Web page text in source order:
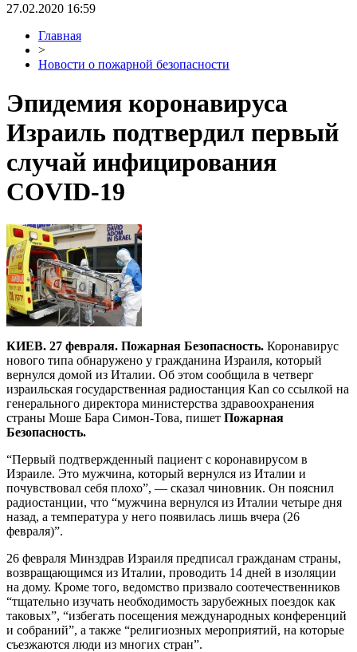
27.02.2020 16:59
Главная
>
Новости о пожарной безопасности
Эпидемия коронавируса
Израиль подтвердил первый
случай инфицирования
COVID-19
КИЕВ. 27 февраля. Пожарная Безопасность. Коронавирус
нового типа обнаружено у гражданина Израиля, который
вернулся домой из Италии. Об этом сообщила в четверг
израильская государственная радиостанция Kan со ссылкой на
генерального директора министерства здравоохранения
страны Моше Бара Симон-Това, пишет Пожарная
Безопасность.
“Первый подтвержденный пациент с коронавирусом в
Израиле. Это мужчина, который вернулся из Италии и
почувствовал себя плохо”, — сказал чиновник. Он пояснил
радиостанции, что “мужчина вернулся из Италии четыре дня
назад, а температура у него появилась лишь вчера (26
февраля)”.
26 февраля Минздрав Израиля предписал гражданам страны,
возвращающимся из Италии, проводить 14 дней в изоляции
на дому. Кроме того, ведомство призвало соотечественников
“тщательно изучать необходимость зарубежных поездок как
таковых”, “избегать посещения международных конференций
и собраний”, а также “религиозных мероприятий, на которые
съезжаются люди из многих стран”.